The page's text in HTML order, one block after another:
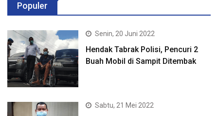
Populer
Senin, 20 Juni 2022
Hendak Tabrak Polisi, Pencuri 2
Buah Mobil di Sampit Ditembak
Sabtu, 21 Mei 2022